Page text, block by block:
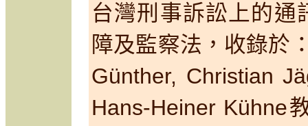
台灣刑事訴訟上的通
障及監察法，收錄於
Günther, Christian
Hans-Heiner Kühne